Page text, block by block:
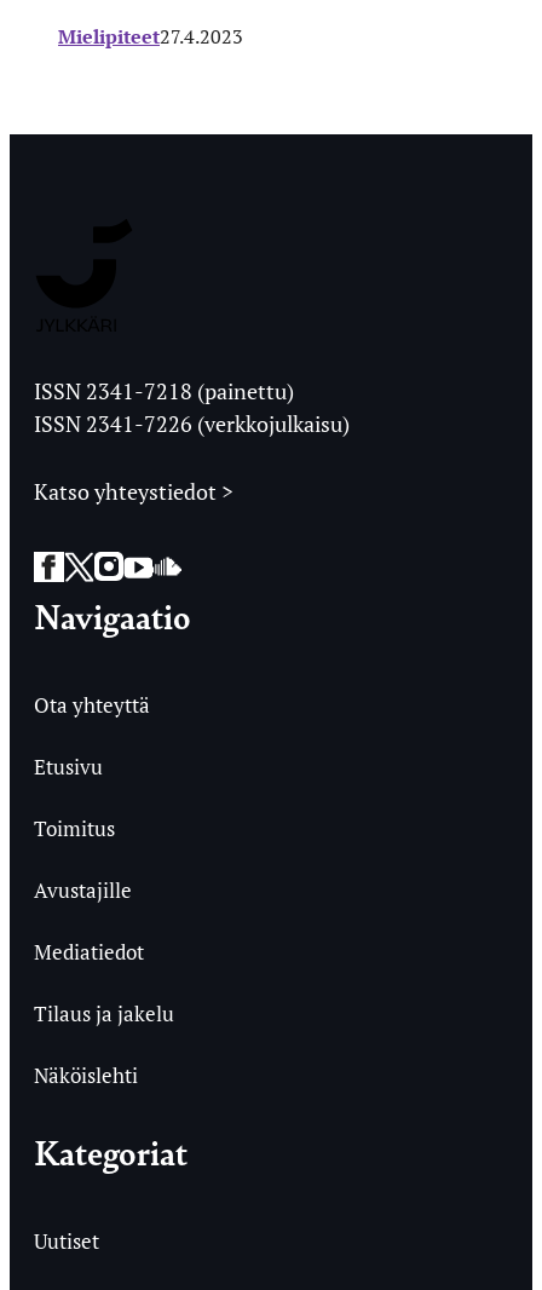
Mielipiteet27.4.2023
Ylioppilaslehti
ISSN 2341-7218 (painettu)
ISSN 2341-7226 (verkkojulkaisu)
Katso yhteystiedot >
Facebook
Twitter
Instagram
YouTube
SoundCloud
Navigaatio
Ota yhteyttä
Etusivu
Toimitus
Avustajille
Mediatiedot
Tilaus ja jakelu
Näköislehti
Kategoriat
Uutiset